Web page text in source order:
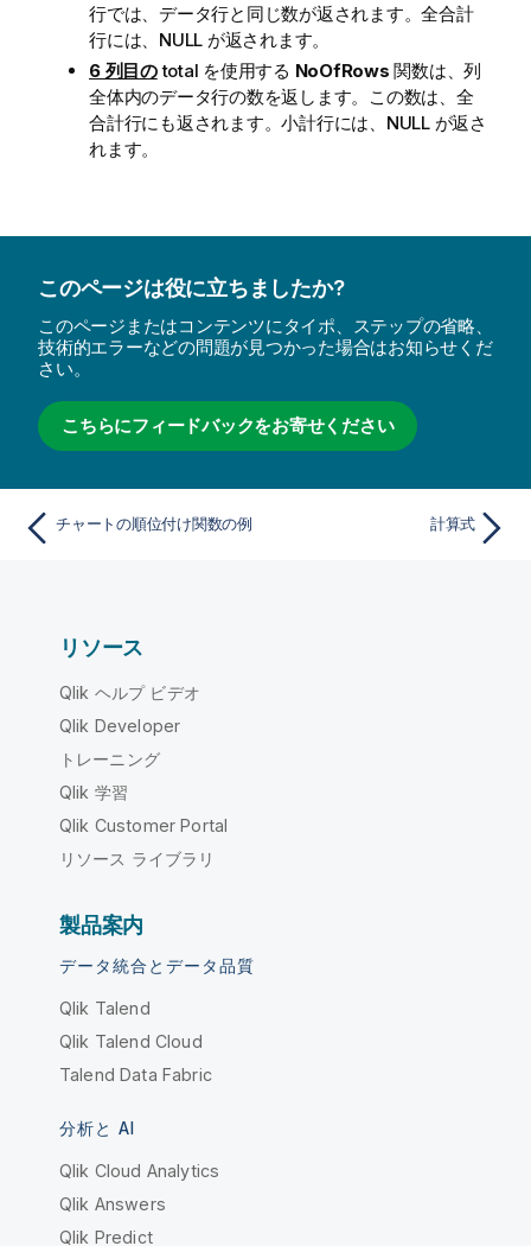
行では、データ行と同じ数が返されます。全合計
行には、NULL が返されます。
6 列目のtotal を使用する NoOfRows 関数は、列
全体内のデータ行の数を返します。この数は、全
合計行にも返されます。小計行には、NULL が返さ
れます。
このページは役に立ちましたか?
このページまたはコンテンツにタイポ、ステップの省略、
技術的エラーなどの問題が見つかった場合はお知らせくだ
さい。
こちらにフィードバックをお寄せください
チャートの順位付け関数の例 計算式
リソース
Qlik ヘルプ ビデオ
Qlik Developer
トレーニング
Qlik 学習
Qlik Customer Portal
リソース ライブラリ
製品案内
データ統合とデータ品質
Qlik Talend
Qlik Talend Cloud
Talend Data Fabric
分析と AI
Qlik Cloud Analytics
Qlik Answers
Qlik Predict